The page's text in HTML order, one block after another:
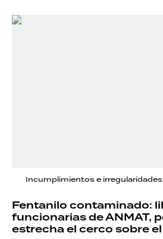
Incumplimientos e irregularidades
Fentanilo contaminado:
funcionarias de ANMAT,
estrecha el cerco sobre